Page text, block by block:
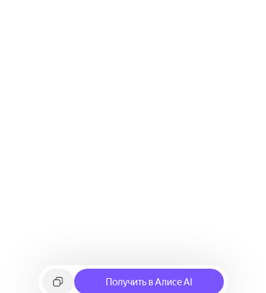
Получить в Алисе AI